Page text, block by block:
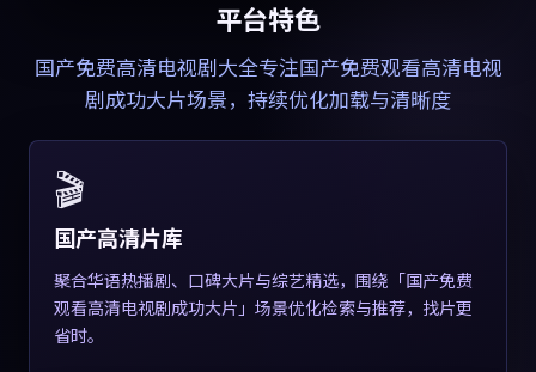
平台特色
国产免费高清电视剧大全专注国产免费观看高清电视
剧成功大片场景，持续优化加载与清晰度
🎬
国产高清片库
聚合华语热播剧、口碑大片与综艺精选，围绕「国产免费
观看高清电视剧成功大片」场景优化检索与推荐，找片更
省时。